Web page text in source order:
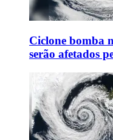
Ciclone bomba
serão afetados